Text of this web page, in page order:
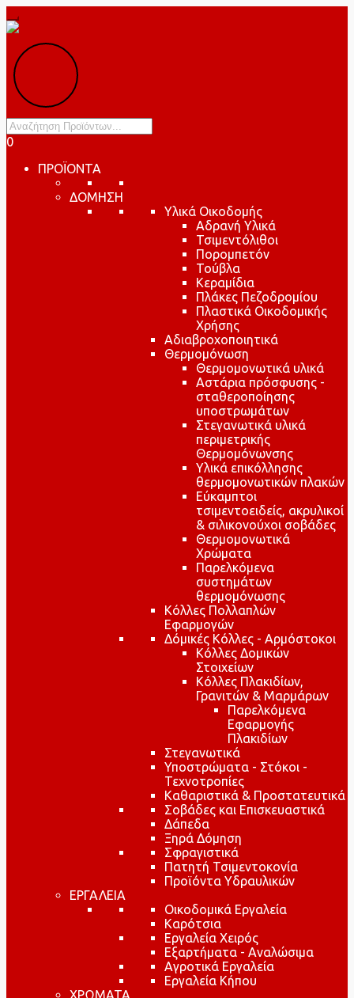
Products
search
0
ΠΡΟΪΟΝΤΑ
ΔΟΜΗΣΗ
Υλικά Οικοδομής
Αδρανή Υλικά
Τσιμεντόλιθοι
Πορομπετόν
Τούβλα
Κεραμίδια
Πλάκες Πεζοδρομίου
Πλαστικά Οικοδομικής
Χρήσης
Αδιαβροχοποιητικά
Θερμομόνωση
Θερμομονωτικά υλικά
Αστάρια πρόσφυσης -
σταθεροποίησης
υποστρωμάτων
Στεγανωτικά υλικά
περιμετρικής
Θερμομόνωνσης
Υλικά επικόλλησης
θερμομονωτικών πλακών
Εύκαμπτοι
τσιμεντοειδείς, ακρυλικοί
& σιλικονούχοι σοβάδες
Θερμομονωτικά
Χρώματα
Παρελκόμενα
συστημάτων
θερμομόνωσης
Κόλλες Πολλαπλών
Εφαρμογών
Δόμικές Κόλλες - Αρμόστοκοι
Κόλλες Δομικών
Στοιχείων
Κόλλες Πλακιδίων,
Γρανιτών & Μαρμάρων
Παρελκόμενα
Εφαρμογής
Πλακιδίων
Στεγανωτικά
Υποστρώματα - Στόκοι -
Τεχνοτροπίες
Καθαριστικά & Προστατευτικά
Σοβάδες και Επισκευαστικά
Δάπεδα
Ξηρά Δόμηση
Σφραγιστικά
Πατητή Τσιμεντοκονία
Προϊόντα Υδραυλικών
ΕΡΓΑΛΕΙΑ
Οικοδομικά Εργαλεία
Καρότσια
Εργαλεία Χειρός
Εξαρτήματα - Αναλώσιμα
Αγροτικά Εργαλεία
Εργαλεία Κήπου
ΧΡΩΜΑΤΑ